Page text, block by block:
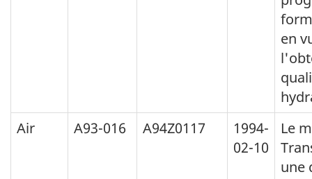
en
Air
A93-016 A94Z0117
1994-
02-10
Le
une